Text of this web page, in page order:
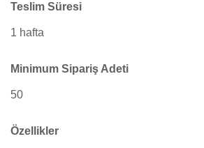
Teslim Süresi
1 hafta
Minimum Sipariş Adeti
50
Özellikler